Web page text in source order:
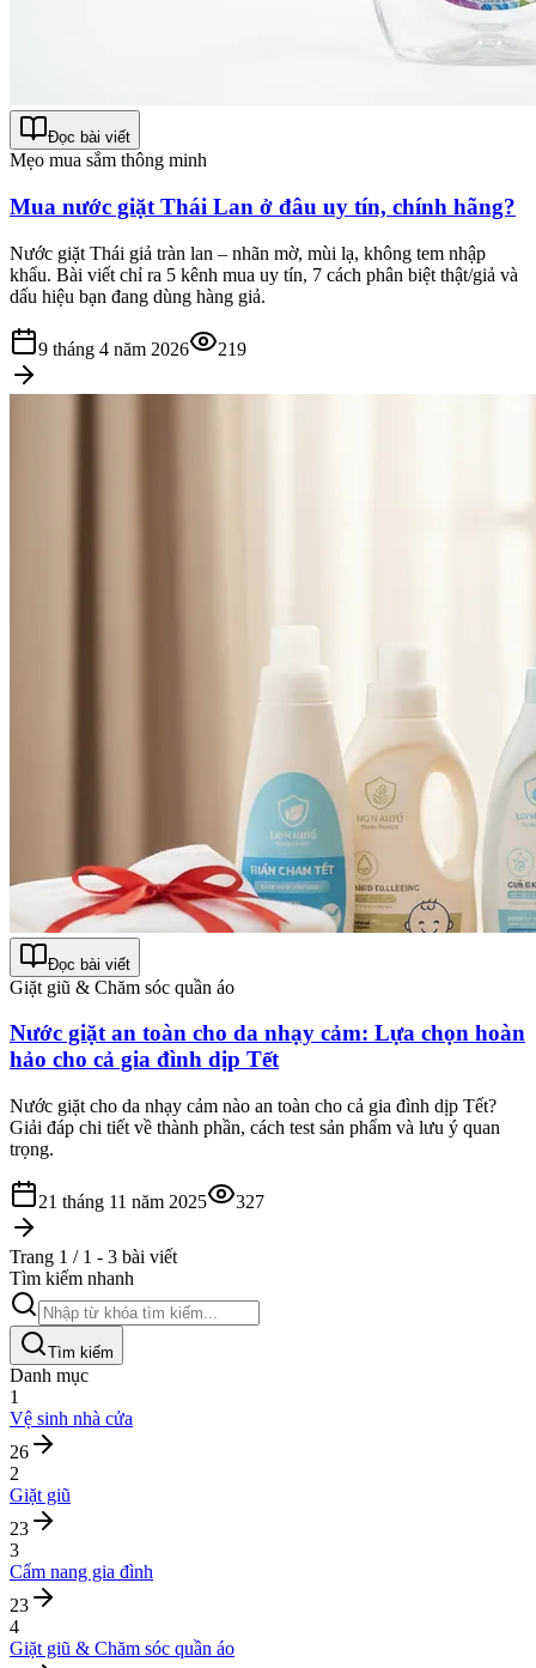
Đọc bài viết
Mẹo mua sắm thông minh
Mua nước giặt Thái Lan ở đâu uy tín, chính hãng?
Nước giặt Thái giả tràn lan – nhãn mờ, mùi lạ, không tem nhập
khẩu. Bài viết chỉ ra 5 kênh mua uy tín, 7 cách phân biệt thật/giả và
dấu hiệu bạn đang dùng hàng giả.
9 tháng 4 năm 2026 219
Đọc bài viết
Giặt giũ & Chăm sóc quần áo
Nước giặt an toàn cho da nhạy cảm: Lựa chọn hoàn
hảo cho cả gia đình dịp Tết
Nước giặt cho da nhạy cảm nào an toàn cho cả gia đình dịp Tết?
Giải đáp chi tiết về thành phần, cách test sản phẩm và lưu ý quan
trọng.
21 tháng 11 năm 2025 327
Trang 1 / 1 - 3 bài viết
Tìm kiếm nhanh
Tìm kiếm
Danh mục
1
Vệ sinh nhà cửa
26
2
Giặt giũ
23
3
Cẩm nang gia đình
23
4
Giặt giũ & Chăm sóc quần áo